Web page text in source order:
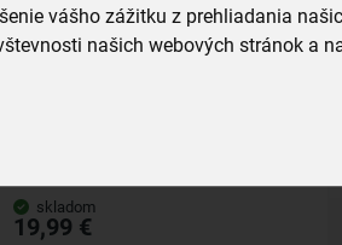
vášho zážitku z prehliadania
našich webových stránok a
skladom
19,99 €